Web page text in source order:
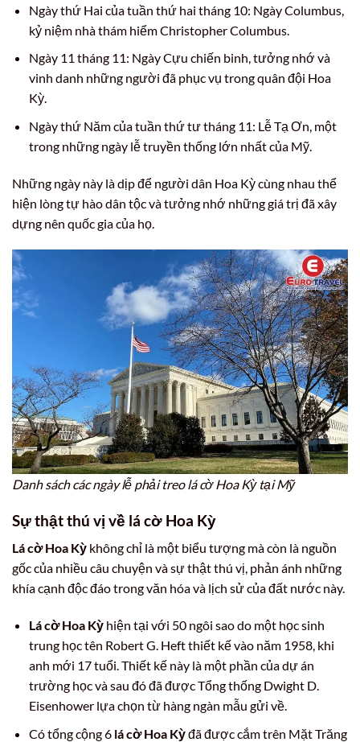
Ngày thứ Hai của tuần thứ hai tháng 10: Ngày Columbus,
kỷ niệm nhà thám hiểm Christopher Columbus.
Ngày 11 tháng 11: Ngày Cựu chiến binh, tưởng nhớ và
vinh danh những người đã phục vụ trong quân đội Hoa
Kỳ.
Ngày thứ Năm của tuần thứ tư tháng 11: Lễ Tạ Ơn, một
trong những ngày lễ truyền thống lớn nhất của Mỹ.
Những ngày này là dịp để người dân Hoa Kỳ cùng nhau thể
hiện lòng tự hào dân tộc và tưởng nhớ những giá trị đã xây
dựng nên quốc gia của họ.
Danh sách các ngày lễ phải treo lá cờ Hoa Kỳ tại Mỹ
Sự thật thú vị về lá cờ Hoa Kỳ
Lá cờ Hoa Kỳ không chỉ là một biểu tượng mà còn là nguồn
gốc của nhiều câu chuyện và sự thật thú vị, phản ánh những
khía cạnh độc đáo trong văn hóa và lịch sử của đất nước này.
Lá cờ Hoa Kỳhiện tại với 50 ngôi sao do một học sinh
trung học tên Robert G. Heft thiết kế vào năm 1958, khi
anh mới 17 tuổi. Thiết kế này là một phần của dự án
trường học và sau đó đã được Tổng thống Dwight D.
Eisenhower lựa chọn từ hàng ngàn mẫu gửi về.
Có tổng cộng 6 lá cờ Hoa Kỳđã được cắm trên Mặt Trăng